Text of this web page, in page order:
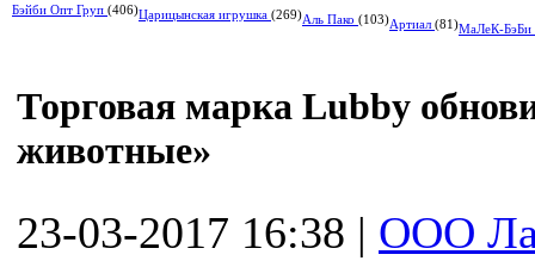
Бэйби Опт Груп (406)Царицынская игрушка (269)Аль Пако (103)Артиал (81)МаЛеК-БэБи
Торговая марка Lubby
животные»
23-03-2017 16:38 | ООО